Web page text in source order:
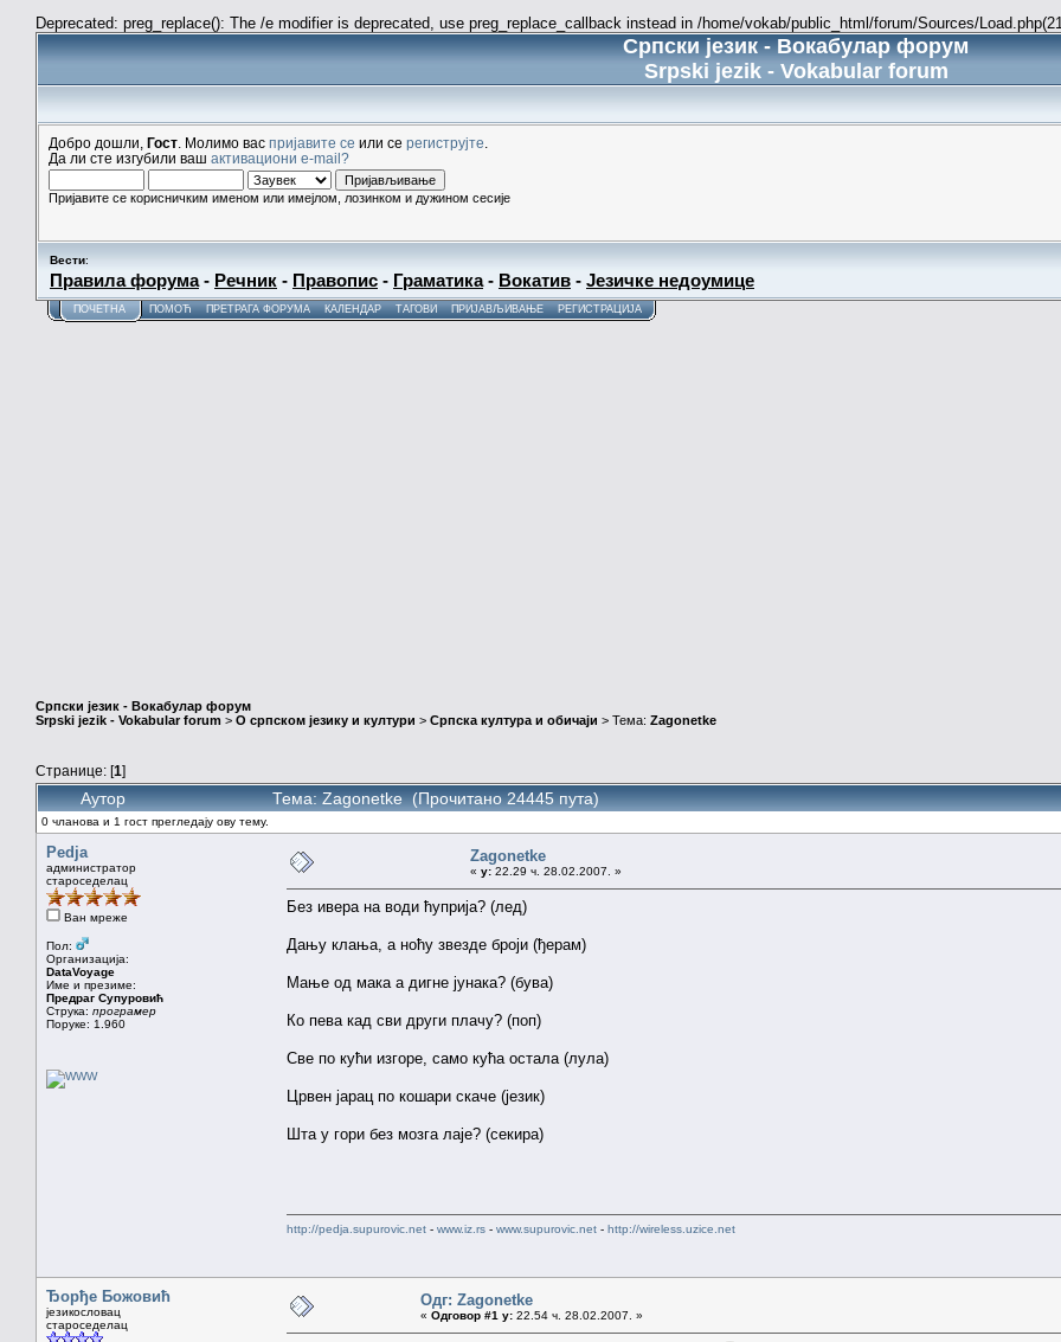
Deprecated: preg_replace(): The /e modifier is deprecated, use preg_replace_callback instead in /home/vokab/public_html/forum/Sources/
Српски језик - Вокабулар форум
Srpski jezik - Vokabular forum
Добро дошли, Гост . Молимо вас пријавите се или се региструјте
Да ли сте изгубили ваш активациони e-mail?
Пријавите се корисничким именом или имејлом, лозинком и дужином сесије
Вести:
Правила форума- Речник - Правопис - Граматика- Вокатив - Језичке недоумице
ПОЧЕТНА ПОМОЋ ПРЕТРАГА ФОРУМА КАЛЕНДАР ТАГОВИ ПРИЈАВЉИВАЊЕ РЕГИСТРАЦИЈА
Српски језик - Вокабулар форум
Srpski jezik - Vokabular forum > О српском језику и култури > Српска култура и обичаји > Тема: Zagonetke
Странице: [1]
Аутор Тема: Zagonetke (Прочитано 24445 пута)
0 чланова и 1 гост прегледају ову тему.
Pedja
администратор
староседелац
Ван мреже
Пол:
Организација:
DataVoyage
Име и презиме:
Предраг Супуровић
Струка: програмер
Поруке: 1.960
Zagonetke
« у: 22.29 ч. 28.02.2007. »
Без ивера на води ћуприја? (лед)
Дању клања, а ноћу звезде броји (ђерам)
Мање од мака а дигне јунака? (бува)
Ко пева кад сви други плачу? (поп)
Све по кући изгоре, само кућа остала (лула)
Црвен јарац по кошари скаче (језик)
Шта у гори без мозга лаје? (секира)
http://pedja.supurovic.net - www.iz.rs - www.supurovic.net - http://wireless.uzice.net
Ђорђе Божовић
језикословац
староседелац
Одг: Zagonetke
« Одговор #1 у: 22.54 ч. 28.02.2007. »